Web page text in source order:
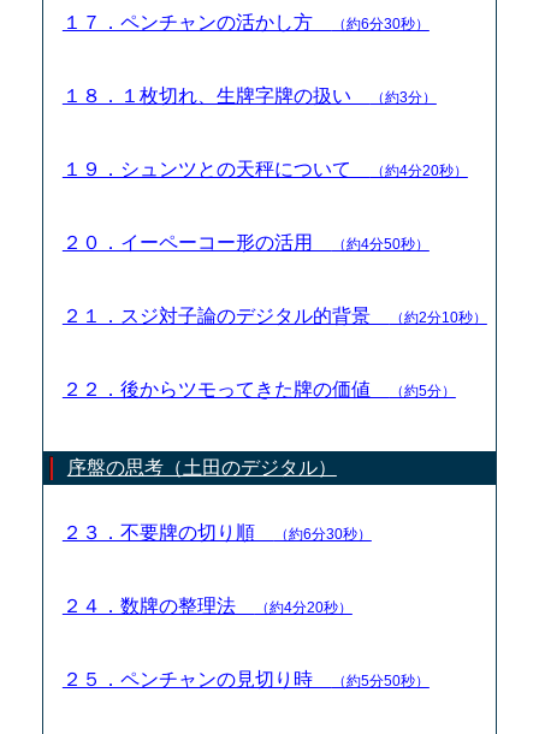
１７．ペンチャンの活かし方 （約6分30秒）
１８．１枚切れ、生牌字牌の扱い （約3分）
１９．シュンツとの天秤について （約4分20秒）
２０．イーペーコー形の活用 （約4分50秒）
２１．スジ対子論のデジタル的背景 （約2分10秒）
２２．後からツモってきた牌の価値 （約5分）
序盤の思考（土田のデジタル）
２３．不要牌の切り順 （約6分30秒）
２４．数牌の整理法 （約4分20秒）
２５．ペンチャンの見切り時 （約5分50秒）